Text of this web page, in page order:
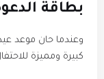
​بطاقة
​وعندما حان موعد عيد
كبيرة ومميزة